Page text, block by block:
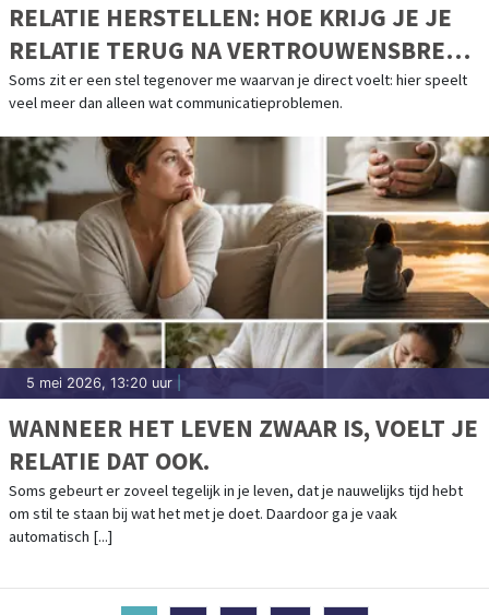
RELATIE HERSTELLEN: HOE KRIJG JE JE
RELATIE TERUG NA VERTROUWENSBREUK
EN AFSTAND?
Soms zit er een stel tegenover me waarvan je direct voelt: hier speelt
veel meer dan alleen wat communicatieproblemen.
5 mei 2026, 13:20 uur
WANNEER HET LEVEN ZWAAR IS, VOELT JE
RELATIE DAT OOK.
Soms gebeurt er zoveel tegelijk in je leven, dat je nauwelijks tijd hebt
om stil te staan bij wat het met je doet. Daardoor ga je vaak
automatisch [...]